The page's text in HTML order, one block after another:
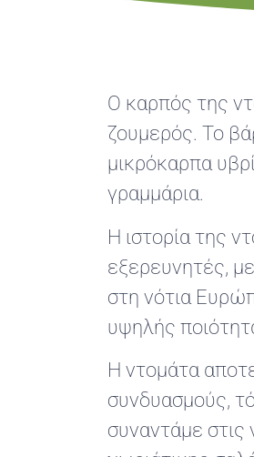
Ο καρπός της
ζουμερός. Το
μικρόκαρπα
γραμμάρια.
Η ιστορία της
εξερευνητές,
στη νότια
υψηλής
Η ντομάτα
συνδυασμούς,
συναντάμε στις